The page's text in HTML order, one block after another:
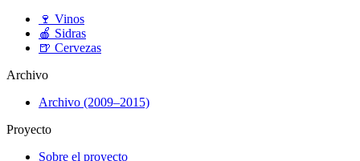
🍷 Vinos
🍎 Sidras
🍺 Cervezas
Archivo
Archivo (2009–2015)
Proyecto
Sobre el proyecto